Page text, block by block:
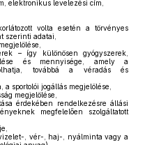
elektronikus levelezési cím,
volta esetén a törvényes
szerinti adatai,
– így különösen gyógyszerek,
és mennyisége, amely a
továbbá a véradás és
sportolói jogállás megjelölése,
megjelölése,
érdekében rendelkezésre állási
megfelelően szolgáltatott
, vér-, haj-, nyálminta vagy a